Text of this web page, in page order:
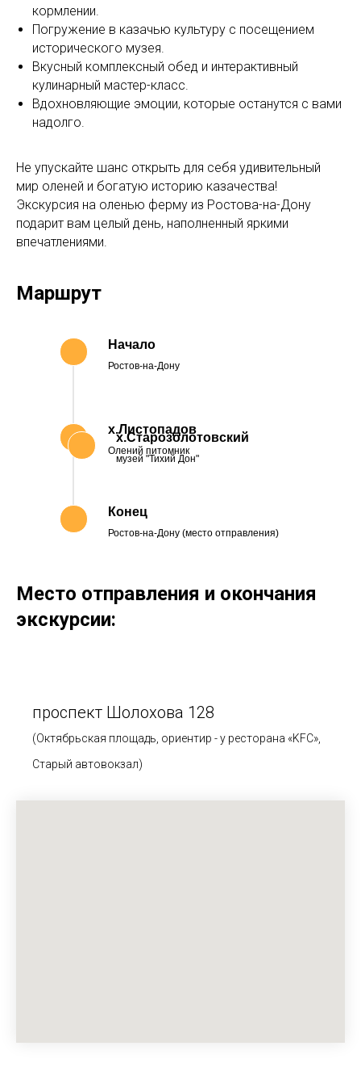
кормлении.
Погружение в казачью культуру с посещением
исторического музея.
Вкусный комплексный обед и интерактивный
кулинарный мастер-класс.
Вдохновляющие эмоции, которые останутся с вами
надолго.
Не упускайте шанс открыть для себя удивительный
мир оленей и богатую историю казачества!
Экскурсия на оленью ферму из Ростова-на-Дону
подарит вам целый день, наполненный яркими
впечатлениями.
Маршрут
Ростов-на-Дону
Начало
х.Листопадов
Олений питомник
Конец
Ростов-на-Дону (место отправления)
х.Старозолотовский
музей "Тихий Дон"
Место отправления и окончания
экскурсии:
проспект Шолохова 128
(Октябрьская площадь, ориентир - у ресторана «KFC»,
Старый автовокзал)